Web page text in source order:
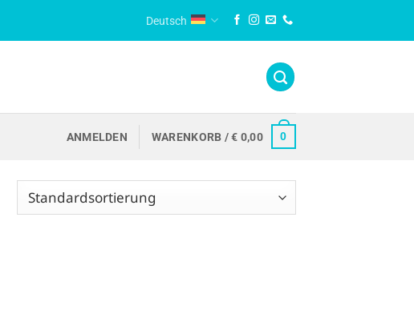
Deutsch
ANMELDEN WARENKORB /€ 0,00 0